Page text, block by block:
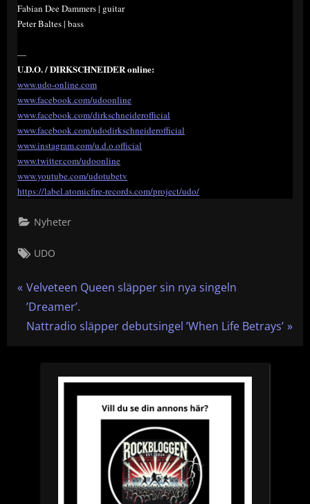
Fabian Dee Dammers | guitar
Peter Baltes | bass
—
U.D.O. / DIRKSCHNEIDER online:
www.udo-online.com
www.facebook.com/udoonline
www.facebook.com/dirkschneiderofficial
www.facebook.com/udodirkschneiderofficial
www.instagram.com/u.d.o.official
www.twitter.com/udoonline
www.youtube.com/udotubetv
https://label.atomicfire-records.com/project/udo/
Nyheter
Tags:
UDO
P
r
e
Velveteen Queen släpper sin nya singeln
’Dreamer’.
N
Nattradio släpper debutsingel ’When Life Betrays’